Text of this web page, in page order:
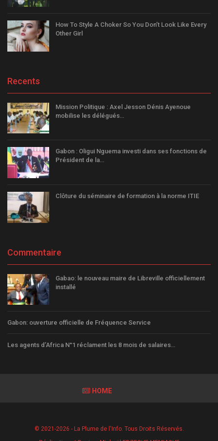
How To Style A Choker So You Don’t Look Like Every
Other Girl
Recents
Mission Politique : Axel Jesson Dénis Ayenoue
mobilise les délégués…
Gabon : Oligui Nguema investi dans ses fonctions de
Président de la…
Clôture du séminaire de formation à la norme ITIE
Commentaire
Gabao: le nouveau maire de Libreville officiellement
installé
Gabon: ouverture officielle de Fréquence Service
Les agents d’Africa N°1 réclament les 8 mois de salaires…
HOME
© 2021-2026 - La Plume de l'Info. Tous Droits Réservés.